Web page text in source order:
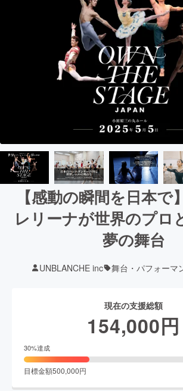
【感動の瞬間を日本で
レリーナが世界のプロ
夢の舞台
UNBLANCHE inc 舞台・パフォーマ
現在の支援総額
154,000円
30%達成
目標金額500,000円